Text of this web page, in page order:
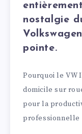
nostalgie
pointe.
Pourquoi le VW
domicile sur
pour la
professionnelle